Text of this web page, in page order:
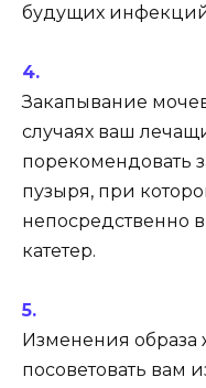
будущих
Закапывание
случаях ваш
порекомендовать
пузыря, при
непосредственно
катетер.
Изменения
посоветовать вам